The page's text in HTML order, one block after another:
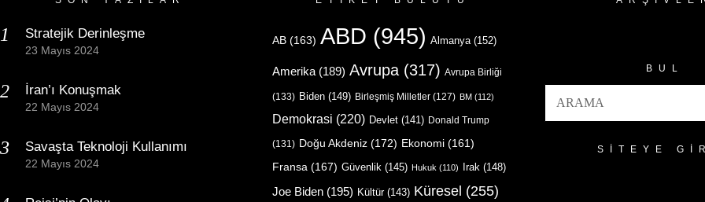
Stratejik Derinleşme
23 Mayıs 2024
İran’ı Konuşmak
22 Mayıs 2024
Savaşta Teknoloji Kullanımı
22 Mayıs 2024
AB (163) ABD (945) Almanya(152)
Amerika (189) Avrupa (317) Avrupa Birliği
(133) Biden (149) Birleşmiş Milletler (127) BM (112)
Demokrasi (220) Devlet (141) Donald Trump
(131) Doğu Akdeniz (172) Ekonomi (161)
Fransa (167) Güvenlik (145) Hukuk (110) Irak (148)
Joe Biden (195) Kültür(143) Küresel (255)
BUL
SITEYE